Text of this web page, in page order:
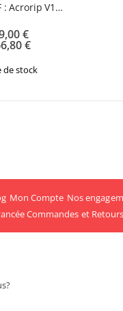
Logiciel Rip DTF : Acrorip V11 DesktopDTF
€
€
de stock
Mon Compte Nos
Commandes et Retours